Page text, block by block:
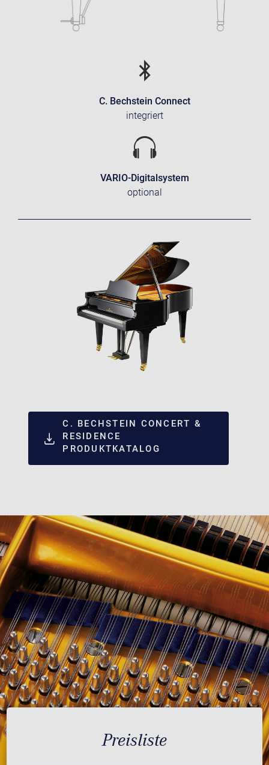
C. Bechstein Connect
integriert
VARIO-Digitalsystem
optional
C. BECHSTEIN CONCERT &
RESIDENCE
PRODUKTKATALOG
Preisliste